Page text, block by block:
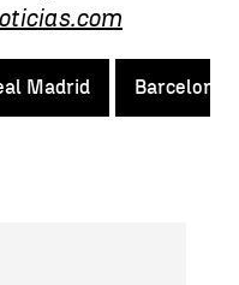
Madrid Barcelona